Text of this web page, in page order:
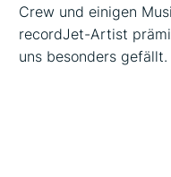
Crew und einigen
recordJet-Artist
uns besonders gefällt.